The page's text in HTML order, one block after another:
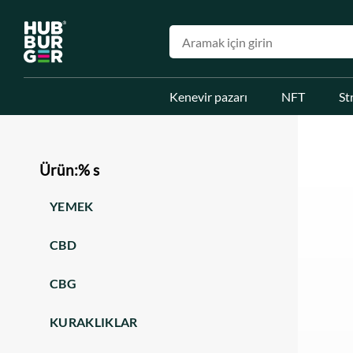
Kenevir pazarı NFT
Ürün:% s
YEMEK
CBD
CBG
KURAKLIKLAR